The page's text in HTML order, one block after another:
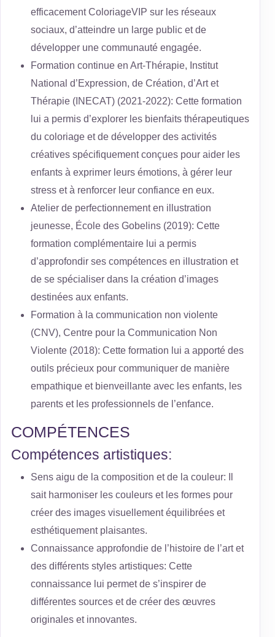
efficacement ColoriageVIP sur les réseaux
sociaux, d’atteindre un large public et de
développer une communauté engagée.
Formation continue en Art-Thérapie, Institut
National d’Expression, de Création, d’Art et
Thérapie (INECAT) (2021-2022): Cette formation
lui a permis d’explorer les bienfaits thérapeutiques
du coloriage et de développer des activités
créatives spécifiquement conçues pour aider les
enfants à exprimer leurs émotions, à gérer leur
stress et à renforcer leur confiance en eux.
Atelier de perfectionnement en illustration
jeunesse, École des Gobelins (2019): Cette
formation complémentaire lui a permis
d’approfondir ses compétences en illustration et
de se spécialiser dans la création d’images
destinées aux enfants.
Formation à la communication non violente
(CNV), Centre pour la Communication Non
Violente (2018): Cette formation lui a apporté des
outils précieux pour communiquer de manière
empathique et bienveillante avec les enfants, les
parents et les professionnels de l’enfance.
COMPÉTENCES
Compétences artistiques:
Sens aigu de la composition et de la couleur: Il
sait harmoniser les couleurs et les formes pour
créer des images visuellement équilibrées et
esthétiquement plaisantes.
Connaissance approfondie de l’histoire de l’art et
des différents styles artistiques: Cette
connaissance lui permet de s’inspirer de
différentes sources et de créer des œuvres
originales et innovantes.